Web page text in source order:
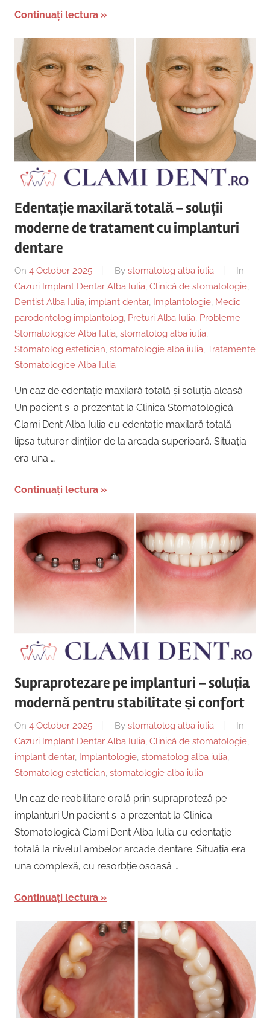
Continuați lectura
Edentație maxilară totală – soluții
moderne de tratament cu implanturi
dentare
On 4 October 2025 By stomatolog alba iulia
In
Cazuri Implant Dentar Alba Iulia, Clinică de stomatologie,
Dentist Alba Iulia, implant dentar, Implantologie, Medic
parodontolog implantolog, Preturi Alba Iulia, Probleme
Stomatologice Alba Iulia, stomatolog alba iulia,
Stomatolog estetician, stomatologie alba iulia, Tratamente
Stomatologice Alba Iulia
Un caz de edentație maxilară totală și soluția aleasă
Un pacient s-a prezentat la Clinica Stomatologică
Clami Dent Alba Iulia cu edentație maxilară totală –
lipsa tuturor dinților de la arcada superioară. Situația
era una …
Continuați lectura
Supraprotezare pe implanturi – soluția
modernă pentru stabilitate și confort
On 4 October 2025 By stomatolog alba iulia
In
Cazuri Implant Dentar Alba Iulia, Clinică de stomatologie,
implant dentar, Implantologie, stomatolog alba iulia,
Stomatolog estetician, stomatologie alba iulia
Un caz de reabilitare orală prin supraproteză pe
implanturi Un pacient s-a prezentat la Clinica
Stomatologică Clami Dent Alba Iulia cu edentație
totală la nivelul ambelor arcade dentare. Situația era
una complexă, cu resorbție osoasă …
Continuați lectura